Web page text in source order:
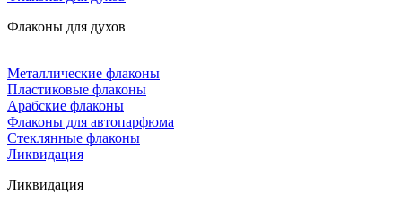
Флаконы для духов
Металлические флаконы
Пластиковые флаконы
Арабские флаконы
Флаконы для автопарфюма
Стеклянные флаконы
Ликвидация
Ликвидация